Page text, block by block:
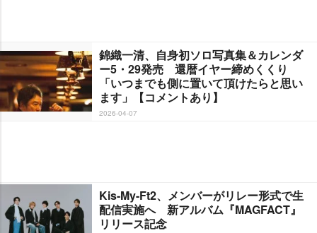
錦織一清、自身初ソロ写真集＆カレンダ
ー5・29発売 還暦イヤー締めくくり
「いつまでも側に置いて頂けたらと思い
ます」【コメントあり】
2026-04-07
Kis-My-Ft2、メンバーがリレー形式で生
配信実施へ 新アルバム『MAGFACT』
リリース記念